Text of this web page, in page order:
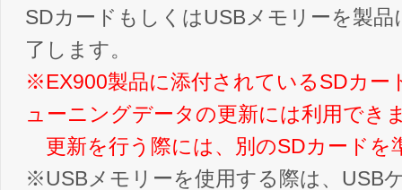
SDカードもしくはUSBメモリーを製
了します。
※EX900製品に添付されているSDカー
ューニングデータの更新には利用でき
更新を行う際には、別のSDカードを
※USBメモリーを使用する際は、USB